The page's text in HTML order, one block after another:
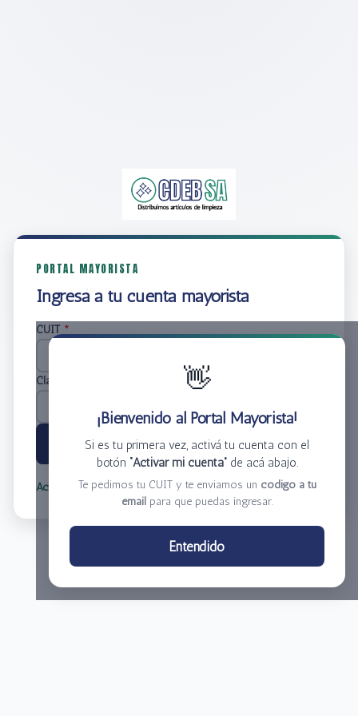
PORTAL MAYORISTA
Ingresá a tu cuenta mayorista
👋
¡Bienvenido al Portal Mayorista!
Si es tu primera vez, activá tu cuenta con el
botón “Activar mi cuenta”de acá abajo.
Te pedimos tu CUIT y te enviamos un código a tu
email para que puedas ingresar.
Entendido
CUIT *
Clave
Ingresar
Activar mi cuenta Olvidé mi clave
Centro de Distribución El Bacha S.A.